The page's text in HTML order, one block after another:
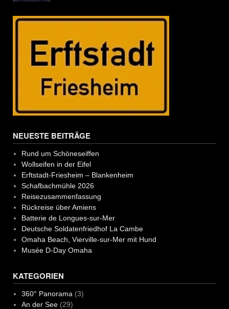
NEUESTE BEITRÄGE
Rund um Schöneseiffen
Wollseifen in der Eifel
Erftstadt-Friesheim – Blankenheim
Schafbachmühle 2026
Reisezusammenfassung
Rückreise über Amiens
Batterie de Longues-sur-Mer
Deutsche Soldatenfriedhof La Cambe
Omaha Beach, Vierville-sur-Mer mit Hund
Musée D-Day Omaha
KATEGORIEN
360° Panorama (3)
An der See(29)